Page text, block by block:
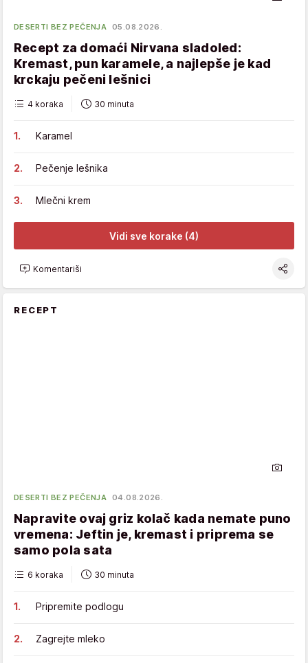
DESERTI BEZ PEČENJA 05.08.2026.
Recept za domaći Nirvana sladoled:
Kremast, pun karamele, a najlepše je kad
krckaju pečeni lešnici
4 koraka 30 minuta
Karamel
Pečenje lešnika
Mlečni krem
Vidi sve korake (4)
Komentariši
RECEPT
DESERTI BEZ PEČENJA 04.08.2026.
Napravite ovaj griz kolač kada nemate puno
vremena: Jeftin je, kremast i priprema se
samo pola sata
6 koraka 30 minuta
Pripremite podlogu
Zagrejte mleko